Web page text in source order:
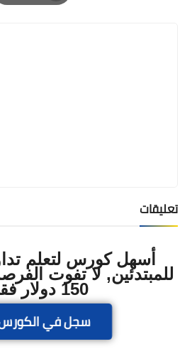
Print
تعليقات
أسهل كورس لتعلم
للمبتدئين, لا تفوت
150 دولار فقط!
سجل في الكورس